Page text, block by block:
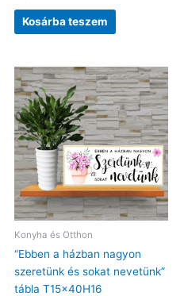
Kosárba teszem
Konyha és Otthon
“Ebben a házban nagyon
szeretünk és sokat nevetünk”
tábla T15x40H16